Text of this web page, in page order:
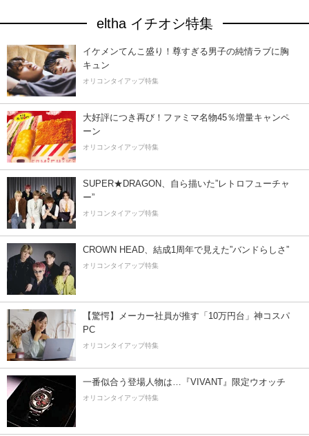
eltha イチオシ特集
イケメンてんこ盛り！尊すぎる男子の純情ラブに胸
キュン
オリコンタイアップ特集
大好評につき再び！ファミマ名物45％増量キャンペ
ーン
オリコンタイアップ特集
SUPER★DRAGON、自ら描いた”レトロフューチャ
ー”
オリコンタイアップ特集
CROWN HEAD、結成1周年で見えた”バンドらしさ”
オリコンタイアップ特集
【驚愕】メーカー社員が推す「10万円台」神コスパ
PC
オリコンタイアップ特集
一番似合う登場人物は…『VIVANT』限定ウオッチ
オリコンタイアップ特集